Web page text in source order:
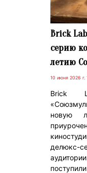
Brick
серию
летию
10 июня 2026 г.
Brick
новую